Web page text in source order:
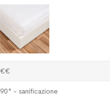
€€
90° - sanificazione